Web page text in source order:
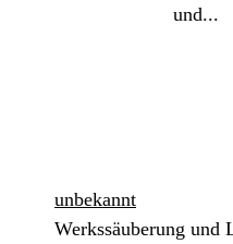
unbekannt
Werkssäuberung und